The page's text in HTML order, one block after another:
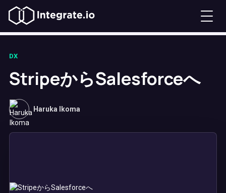
DX
StripeからSalesforceへ
Haruka Ikoma